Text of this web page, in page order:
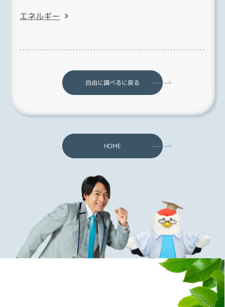
エネルギー
自由に調べるに戻る
HOME